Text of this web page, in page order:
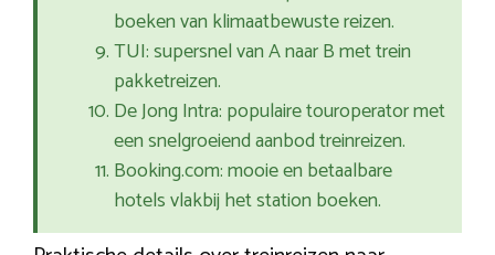
boeken van klimaatbewuste reizen.
TUI: supersnel van A naar B met trein
pakketreizen.
De Jong Intra: populaire touroperator met
een snelgroeiend aanbod treinreizen.
Booking.com: mooie en betaalbare
hotels vlakbij het station boeken.